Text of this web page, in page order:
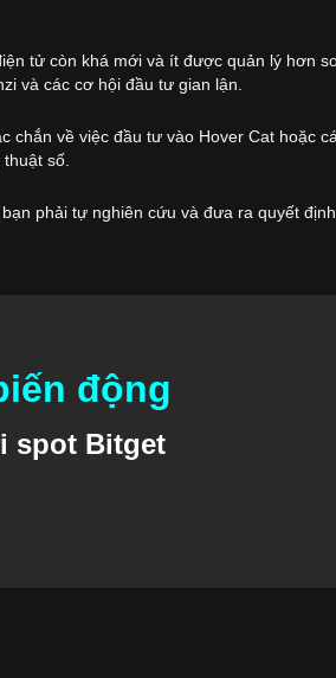
tử còn khá mới và ít được quản lý hơn
và các cơ hội đầu tư gian lận.
chắn về việc đầu tư vào Hover Cat hoặc
số.
phải tự nghiên cứu và đưa ra quyết
động
spot Bitget